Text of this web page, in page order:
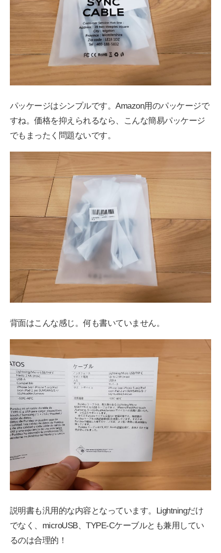
パッケージはシンプルです。Amazon用のパッケージで
すね。価格を抑えられるなら、こんな簡易パッケージ
でもまったく問題ないです。
背面はこんな感じ。何も書いていません。
説明書も汎用的な内容となっています。Lightningだけ
でなく、microUSB、TYPE-Cケーブルとも兼用してい
るのは合理的！